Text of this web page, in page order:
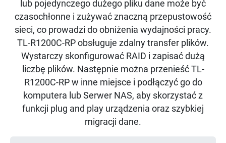
lub pojedynczego dużego pliku dane może być
czasochłonne i zużywać znaczną przepustowość
sieci, co prowadzi do obniżenia wydajności pracy.
TL-R1200C-RP obsługuje zdalny transfer plików.
Wystarczy skonfigurować RAID i zapisać dużą
liczbę plików. Następnie można przenieść TL-
R1200C-RP w inne miejsce i podłączyć go do
komputera lub Serwer NAS, aby skorzystać z
funkcji plug and play urządzenia oraz szybkiej
migracji dane.